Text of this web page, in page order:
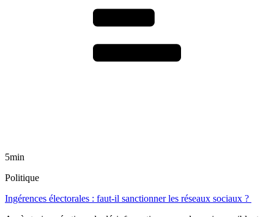
5min
Politique
Ingérences électorales : faut-il sanctionner les réseaux sociaux ?